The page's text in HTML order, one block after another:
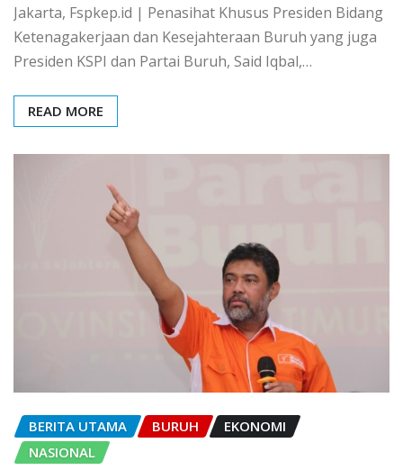
Jakarta, Fspkep.id | Penasihat Khusus Presiden Bidang
Ketenagakerjaan dan Kesejahteraan Buruh yang juga
Presiden KSPI dan Partai Buruh, Said Iqbal,…
READ MORE
BERITA UTAMA BURUH
EKONOMI
NASIONAL